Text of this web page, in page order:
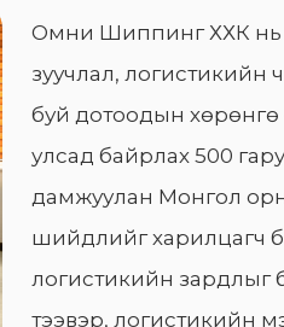
Омни Шиппинг ХХК нь
зуучлал, логистикийн
буй дотоодын
улсад байрлах 500
дамжуулан Монгол
шийдлийг харилцагч
логистикийн зардлыг
тээвэр, логистикийн